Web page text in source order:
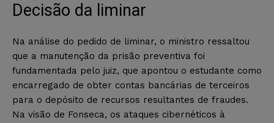
Decisão da liminar
Na análise do pedido de liminar, o ministro ressaltou
que a manutenção da prisão preventiva foi
fundamentada pelo juiz, que apontou o estudante como
encarregado de obter contas bancárias de terceiros
para o depósito de recursos resultantes de fraudes.
Na visão de Fonseca, os ataques cibernéticos à